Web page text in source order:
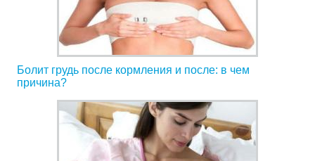
Болит грудь после кормления и после: в чем
причина?